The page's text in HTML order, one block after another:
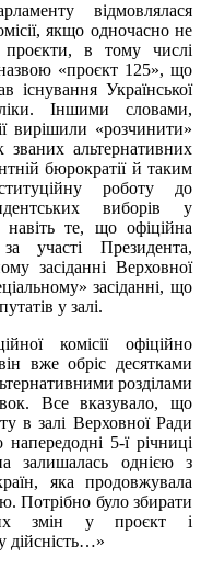
відмовлялася
якщо одночасно не
проєкти, в тому числі
«проєкт 125», що
існування Української
Іншими словами,
вирішили «розчинити»
званих альтернативних
бюрократії й таким
роботу до
виборів у
те, що офіційна
участі Президента,
засіданні Верховної
засіданні, що
у залі.
комісії офіційно
вже обріс десятками
розділами
Все вказувало, що
в залі Верховної Ради
5-ї річниці
залишалась однією з
яка продовжувала
Потрібно було збирати
змін у проєкт і
дійсність…»